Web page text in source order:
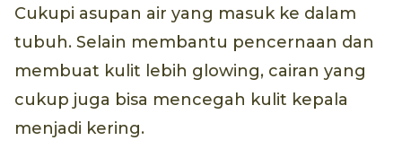
Cukupi asupan air yang masuk ke dalam
tubuh. Selain membantu pencernaan dan
membuat kulit lebih glowing, cairan yang
cukup juga bisa mencegah kulit kepala
menjadi kering.